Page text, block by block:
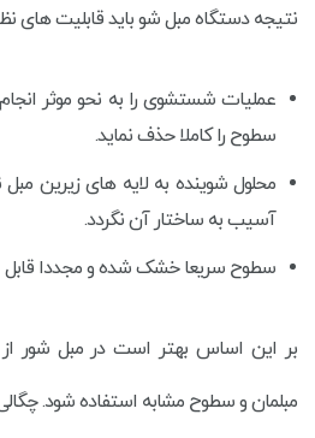
نتیجه دستگاه مبل شو باید قابلیت های
عملیات شستشوی را به نحو موثر
سطوح را کاملا حذف نماید.
محلول شوینده به لایه های زیرین
آسیب به ساختار آن نگردد.
سطوح سریعا خشک شده و مجددا قابل
بر این اساس بهتر است در مبل شور
مبلمان و سطوح مشابه استفاده شود.